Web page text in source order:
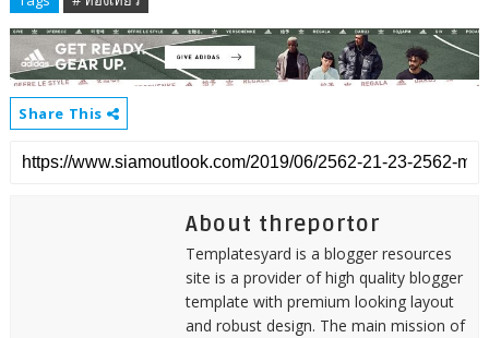
Share This
About threportor
Templatesyard is a blogger resources
site is a provider of high quality blogger
template with premium looking layout
and robust design. The main mission of